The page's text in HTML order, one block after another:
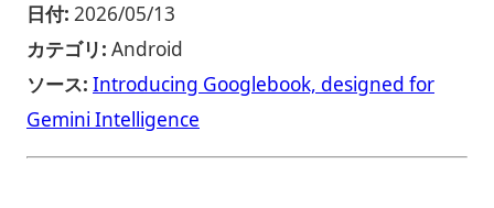
日付: 2026/05/13
カテゴリ: Android
ソース: Introducing Googlebook, designed for
Gemini Intelligence